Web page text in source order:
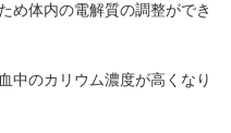
め体内の電解質の調整ができ
中のカリウム濃度が高くなり